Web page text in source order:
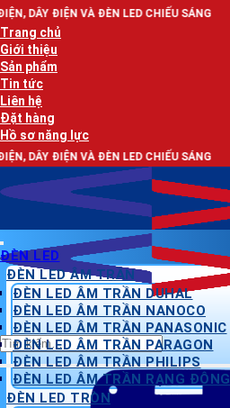
Bỏ
qua
nội
dung
LED CHIẾU SÁNG
Trang chủ
Giới thiệu
Sản phẩm
Tin tức
Liên hệ
Đặt hàng
Hồ sơ năng lực
LED CHIẾU SÁNG
Tìm
kiếm:
ĐÈN LED
ĐÈN LED ÂM TRẦN
ĐÈN LED ÂM TRẦN DUHAL
ĐÈN LED ÂM TRẦN NANOCO
ĐÈN LED ÂM TRẦN PANASONIC
ĐÈN LED ÂM TRẦN PARAGON
ĐÈN LED ÂM TRẦN PHILIPS
ĐÈN LED ÂM TRẦN RẠNG ĐÔNG
ĐÈN LED TRÒN